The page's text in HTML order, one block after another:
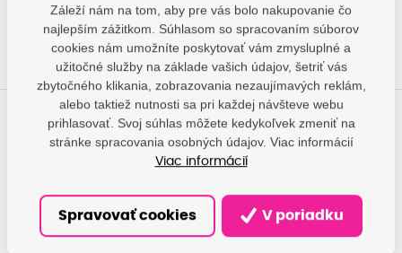
Chcem darček Prenajať
Máte otázky?
Dáme vám odpovede, pomôžeme nájsť najvhodnejšie
office@damedis.sk
Záleží nám na tom, aby pre vás bolo nakupovanie čo
najlepším zážitkom. Súhlasom so spracovaním súborov
cookies nám umožníte poskytovať vám zmysluplné a
užitočné služby na základe vašich údajov, šetriť vás
zbytočného klikania, zobrazovania nezaujímavých reklám,
alebo taktiež nutnosti sa pri každej návšteve webu
prihlasovať. Svoj súhlas môžete kedykoľvek zmeniť na
stránke spracovania osobných údajov. Viac informácií
Viac informácií
Spravovať cookies V poriadku